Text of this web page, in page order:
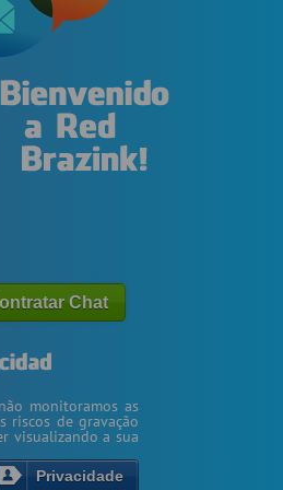
Chat
monitoramos as
riscos de gravação
visualizando a sua
Privacidade